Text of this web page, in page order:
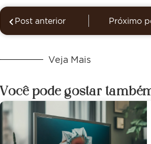
Post anterior Próximo
Veja Mais
Você pode gostar